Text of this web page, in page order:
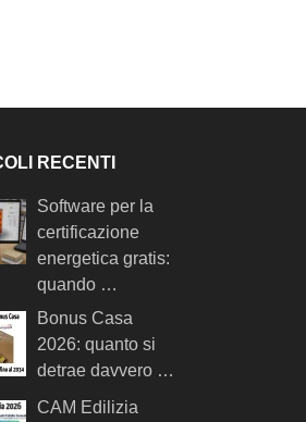
RECENTI
Software per la
certificazione
energetica gratis:
quando …
Bonus Casa
2026: quanto si
detrae davvero …
CAM Edilizia